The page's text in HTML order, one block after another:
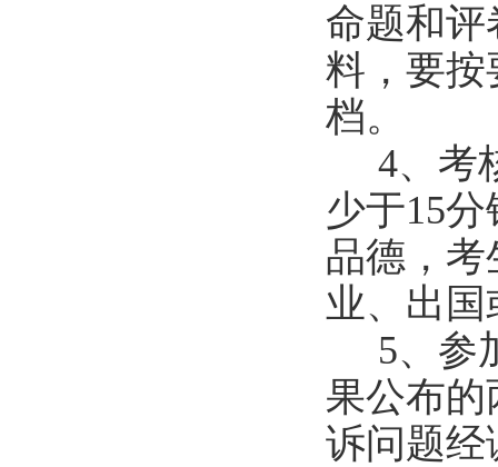
命题和评
料，要按
档。
4、考
少于15分
品德，
业、出
5、参
果公布
诉问题经